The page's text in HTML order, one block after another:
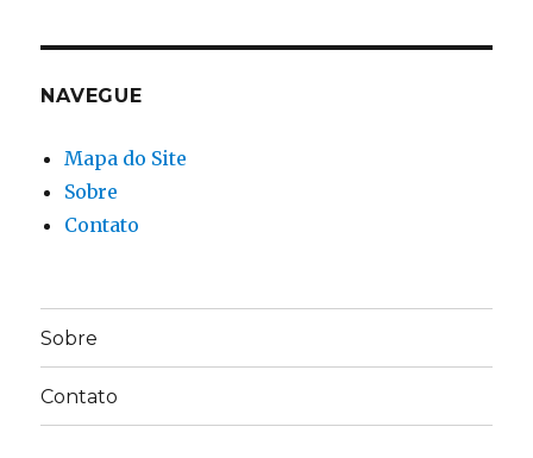
NAVEGUE
Mapa do Site
Sobre
Contato
Sobre
Contato